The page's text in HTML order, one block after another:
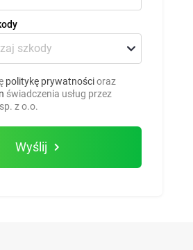
politykę prywatnościoraz
świadczenia usług przez
z o.o.
Wyślij